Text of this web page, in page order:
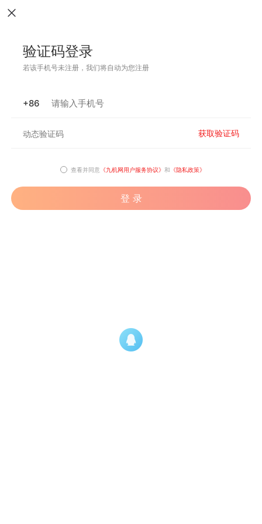
验证码登录
若该手机号未注册，我们将自动为您注册
+86
获取验证码
查看并同意 《九机网用户服务协议》 和 《隐私政策》
登 录